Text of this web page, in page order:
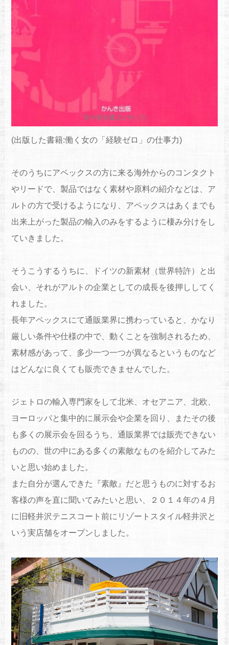
(出版した書籍:働く女の「経験ゼロ」の仕事力)
そのうちにアペックスの方に来る海外からのコンタクト
やリードで、製品ではなく素材や原料の紹介などは、 ア
ルトの方で受けるようになり、 アペックスはあくまでも
出来上がった製品の輸入のみをするように棲み分けをし
ていきました。
そうこうするうちに、ドイツの新素材（世界特許）と出
会い、 それがアルトの企業としての成長を後押ししてく
れました。
長年アペックスにて通販業界に携わっていると、 かなり
厳しい条件や仕様の中で、動くことを強制されるため、
素材感があって、 多少一つ一つが異なるというものなど
はどんなに良くても販売でき ませんでした。
ジェトロの輸入専門家をして北米、オセアニア、北欧、
ヨーロッパと集中的に展示会や企業を回り、
またその後
も多くの展示会を回るうち、 通販業界では販売できない
ものの、 世の中にある多くの素敵なものを紹介してみた
いと思い始めました 。
また自分が選んできた『素敵』 だと思うものに対するお
客様の声を直に聞いてみたいと思い、
２０１４年の４月
に旧軽井沢テニスコート前にリゾートスタイル軽井沢と
いう実店舗をオープンしました。